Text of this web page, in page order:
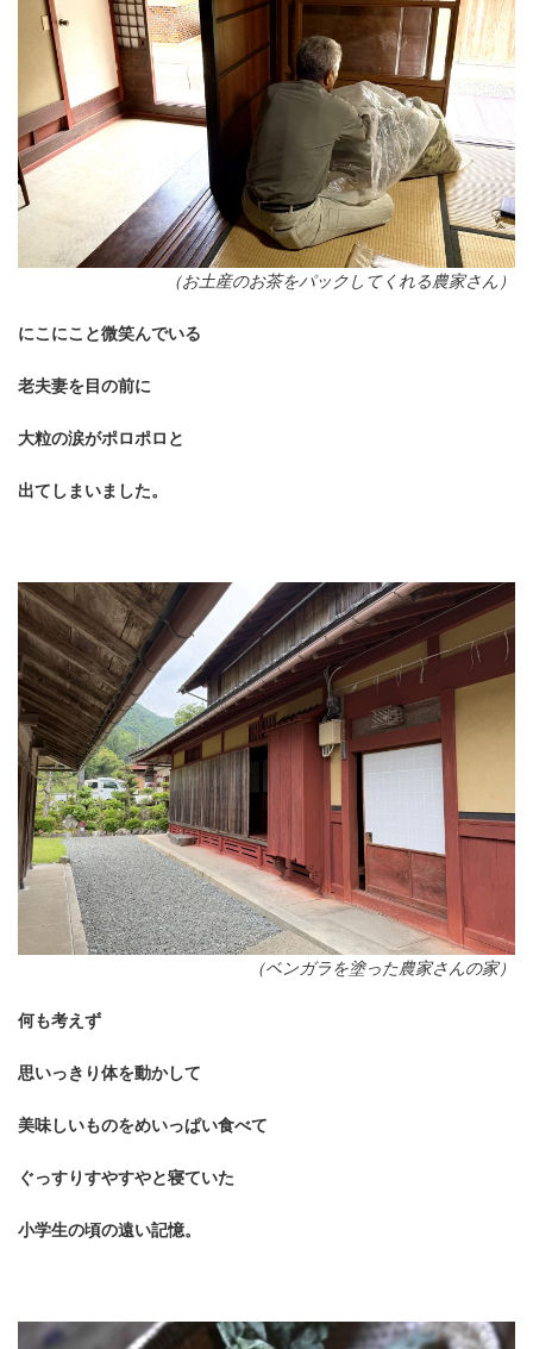
（お土産のお茶をパックしてくれる農家さん）
にこにこと微笑んでいる
老夫妻を目の前に
大粒の涙がポロポロと
出てしまいました。
（ベンガラを塗った農家さんの家）
何も考えず
思いっきり体を動かして
美味しいものをめいっぱい食べて
ぐっすりすやすやと寝ていた
小学生の頃の遠い記憶。